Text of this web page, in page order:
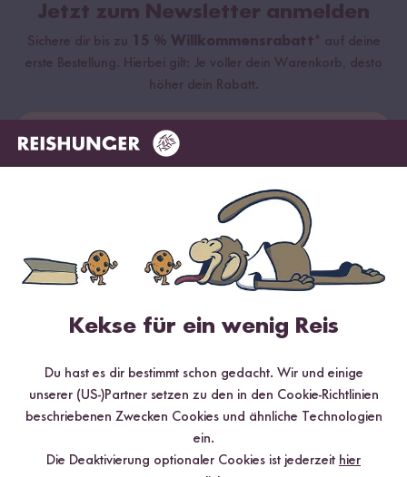
Jetzt zum Newsletter anmelden
Sichere dir bis zu 15 % Willkommensrabatt* auf deine
erste Bestellung. Hierbei gilt: Je voller dein Warenkorb, desto
höher dein Rabatt.
*gültig bei 15 % Rabatt ab 99 €/CHF (exkl. Sumi Digitaler Reiskocher & Sumi
Digitaler Reiskocher Starter Set), 10 % Rabatt ab 69 €/CHF, 5 % Rabatt ab 29
€/CHF
Land ändern
Kekse für ein wenig Reis
Du hast es dir bestimmt schon gedacht. Wir und einige
unserer (US-)Partner setzen zu den in den Cookie-Richtlinien
beschriebenen Zwecken Cookies und ähnliche Technologien
ein.
Die Deaktivierung optionaler Cookies ist jederzeit hier